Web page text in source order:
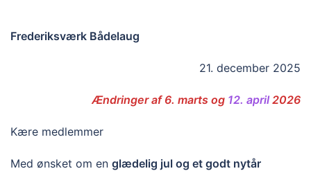
Frederiksværk Bådelaug
21. december 2025
Ændringer af 6. marts og 12. april2026
Kære medlemmer
Med ønsket om en glædelig jul og et godt nytår